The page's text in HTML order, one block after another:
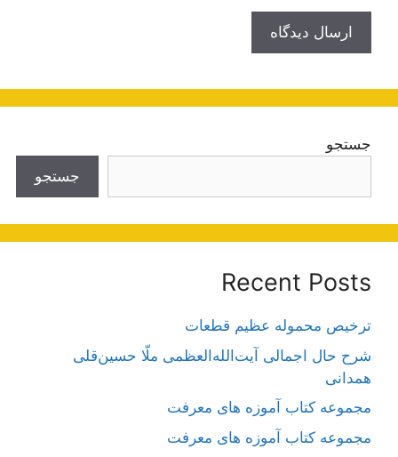
جستجو
جستجو
Recent Posts
ترخیص محموله عظیم قطعات
شرح حال اجمالی آیت‌الله‌العظمی ملّا حسین‌قلی
همدانی
مجموعه کتاب آموزه های معرفت
مجموعه کتاب آموزه های معرفت